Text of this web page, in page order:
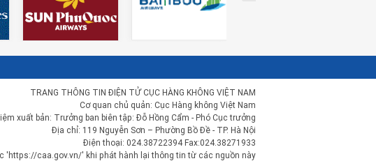
TRANG THÔNG TIN ĐIỆN TỬ CỤC HÀNG KHÔNG VIỆT NAM
Cơ quan chủ quản: Cục Hàng không Việt Nam
xuất bản: Trưởng ban biên tập: Đỗ Hồng Cẩm - Phó Cục trưởng
Địa chỉ: 119 Nguyễn Sơn – Phường Bồ Đề - TP. Hà Nội
Điện thoại: 024.38722394 Fax:024.38271933
'https://caa.gov.vn/' khi phát hành lại thông tin từ các nguồn này